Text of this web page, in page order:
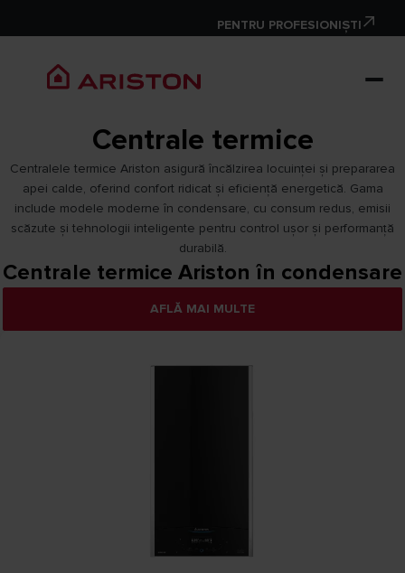
PENTRU PROFESIONIȘTI
Centrale termice
Centralele termice Ariston asigură încălzirea locuinței și prepararea
apei calde, oferind confort ridicat și eficiență energetică. Gama
include modele moderne în condensare, cu consum redus, emisii
scăzute și tehnologii inteligente pentru control ușor și performanță
durabilă.
Centrale termice Ariston în condensare
AFLĂ MAI MULTE